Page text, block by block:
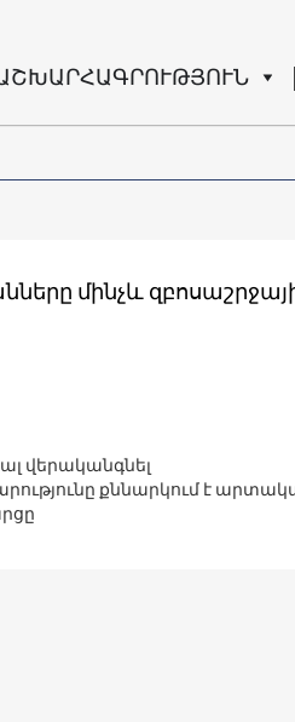
մինչև
վերականգնել
քննարկում է